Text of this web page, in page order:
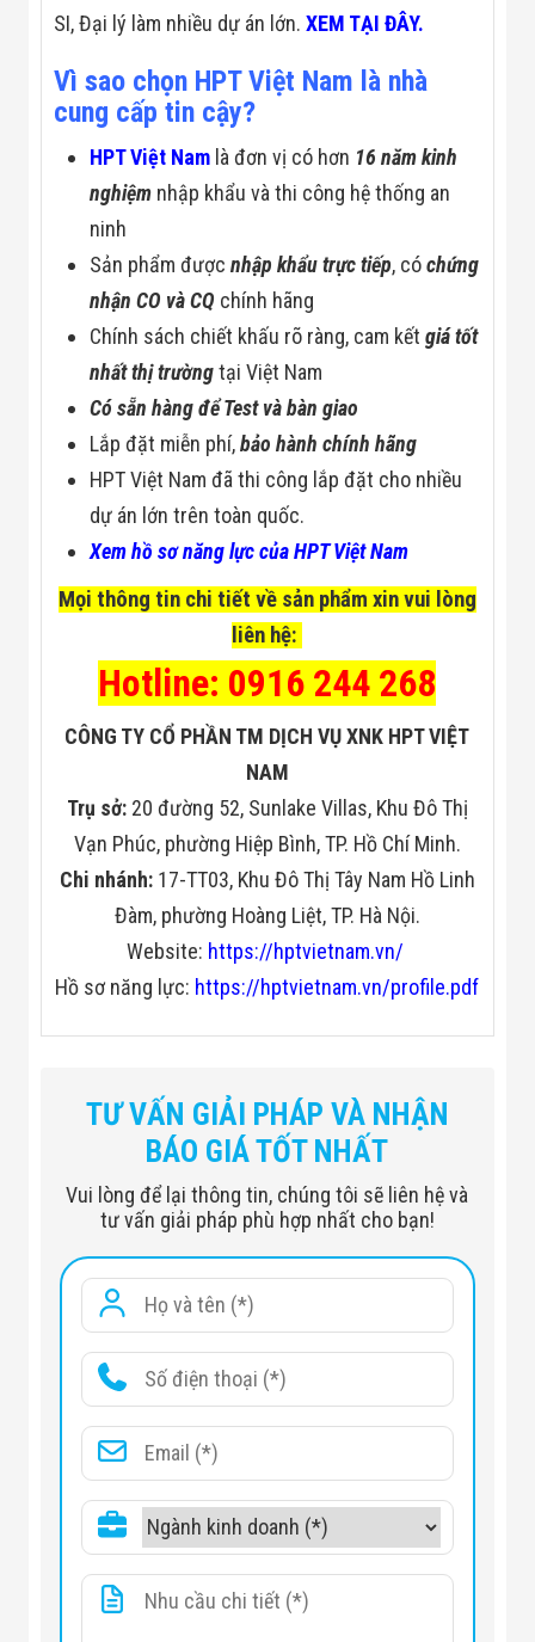
SI, Đại lý làm nhiều dự án lớn.XEM TẠI ĐÂY.
Vì sao chọn HPT Việt Nam là nhà
cung cấp tin cậy?
HPT Việt Nam là đơn vị có hơn 16 năm kinh
nghiệm nhập khẩu và thi công hệ thống an
ninh
Sản phẩm đượcnhập khẩu trực tiếp, cóchứng
nhận CO và CQ chính hãng
Chính sách chiết khấu rõ ràng, cam kếtgiá tốt
nhất thị trườngtại Việt Nam
Có sẵn hàng để Test và bàn giao
Lắp đặt miễn phí,bảo hành chính hãng
HPT Việt Nam đã thi công lắp đặt cho nhiều
dự án lớn trên toàn quốc.
Xem hồ sơ năng lực của HPT Việt Nam
Mọi thông tin chi tiết về sản phẩm xin vui lòng
liên hệ:
Hotline: 0916 244 268
CÔNG TY CỔ PHẦN TM DỊCH VỤ XNK HPT VIỆT
NAM
Trụ sở: 20 đường 52, Sunlake Villas, Khu Đô Thị
Vạn Phúc, phường Hiệp Bình, TP. Hồ Chí Minh.
Chi nhánh:17-TT03, Khu Đô Thị Tây Nam Hồ Linh
Đàm, phường Hoàng Liệt, TP. Hà Nội.
Website: https://hptvietnam.vn/
Hồ sơ năng lực: https://hptvietnam.vn/profile.pdf
Kích thước bên ngoài
Chiều cao 1.050mm
Chiều rộng 260mm
Đường dẫn 480 - 550mm
Vật liệu
Thép chống gỉ và sơn tĩnh
Tắt nguồn
Ra vào tự do khi mất điện
Chuông báo cháy
Tự động chuyển sang chế
độ mở cửa tự do khi nhập
Nguồn điện
AC 220V 50-60HZ
Tiêu thụ năng lượng
Chế độ chờ: 25W
Đang hoạt động: 170W
Cân nặng
60Kg
TƯ VẤN GIẢI PHÁP VÀ NHẬN
BÁO GIÁ TỐT NHẤT
Vui lòng để lại thông tin, chúng tôi sẽ liên hệ và
tư vấn giải pháp phù hợp nhất cho bạn!